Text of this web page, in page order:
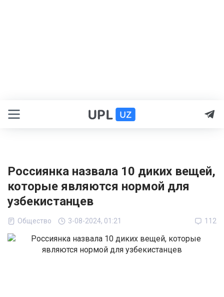
Россиянка назвала 10 диких вещей,
которые являются нормой для
узбекистанцев
Общество 3-08-2024, 01:21 112